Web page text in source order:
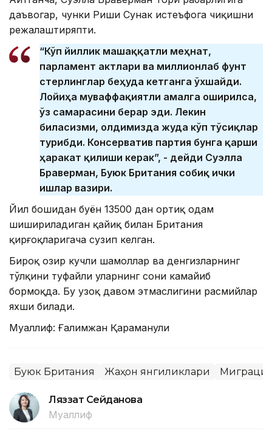
даъвогар, чунки Риши Сунак истеъфога чиқишни
режалаштиряпти.
“Кўп йиллик машаққатли меҳнат,
парламент актлари ва миллионлаб фунт
стерлинглар беҳуда кетганга ўхшайди.
Лойиҳа муваффақиятли амалга оширилса,
ўз самарасини берар эди. Лекин
биласизми, олдимизда жуда кўп тўсиқлар
турибди. Консерватив партия бунга қарши
ҳаракат қилиши керак”, - дейди Суэлла
Браверман, Буюк Британия собиқ ички
ишлар вазири.
Йил бошидан буён 13500 дан ортиқ одам
шишириладиган қайиқ билан Британия
қирғоқларигача сузип келган.
Бироқ ҳозир кучли шамоллар ва денгизларнинг
тўлқини туфайли уларнинг сони камайиб
бормоқда. Бу узоқ давом этмаслигини расмийлар
яхши билади.
Муаллиф: Ғалимжан Қараманули
Буюк Британия Жаҳон янгиликлари
Ляззат Сейданова
Муаллиф